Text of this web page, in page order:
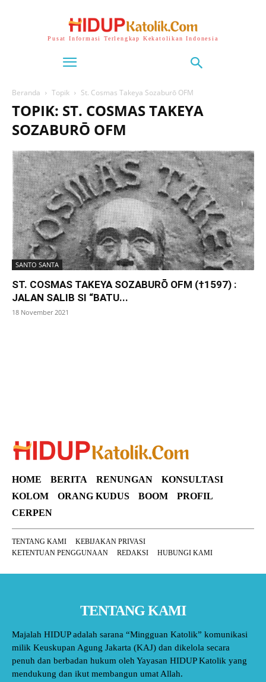
Pusat Informasi Terlengkap Kekatolikan Indonesia
Beranda Topik St. Cosmas Takeya Sozaburō OFM
TOPIK: ST. COSMAS TAKEYA
SOZABURŌ OFM
SANTO SANTA
ST. COSMAS TAKEYA SOZABURŌ OFM (†1597) :
JALAN SALIB SI “BATU...
18 November 2021
HOME BERITA RENUNGAN
KONSULTASI
KOLOM
ORANG KUDUS BOOM
PROFIL
CERPEN
TENTANG KAMI
KEBIJAKAN PRIVASI
KETENTUAN PENGGUNAAN
REDAKSI HUBUNGI KAMI
TENTANG KAMI
Majalah HIDUP adalah sarana “Mingguan Katolik” komunikasi
milik Keuskupan Agung Jakarta (KAJ) dan dikelola secara
penuh dan berbadan hukum oleh Yayasan HIDUP Katolik yang
mendukung dan ikut membangun umat Allah.